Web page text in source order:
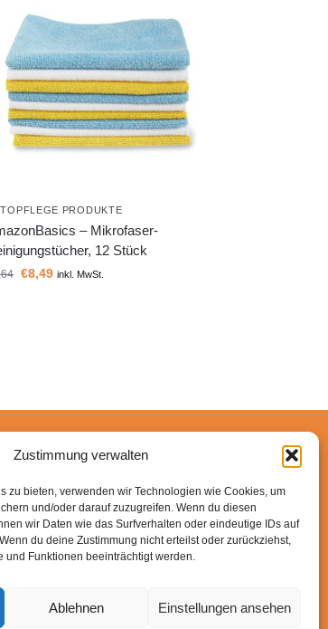
Zustimmung verwalten
zu bieten, verwenden wir Technologien wie Cookies, um
und/oder darauf zuzugreifen. Wenn du diesen
wir Daten wie das Surfverhalten oder eindeutige IDs auf
du deine Zustimmung nicht erteilst oder zurückziehst,
und Funktionen beeinträchtigt werden.
Ablehnen Einstellungen ansehen
PRODUKTE
– Mikrofaser-
12 Stück
€8,49 inkl. MwSt.
ich an qualifizierten Käufen.